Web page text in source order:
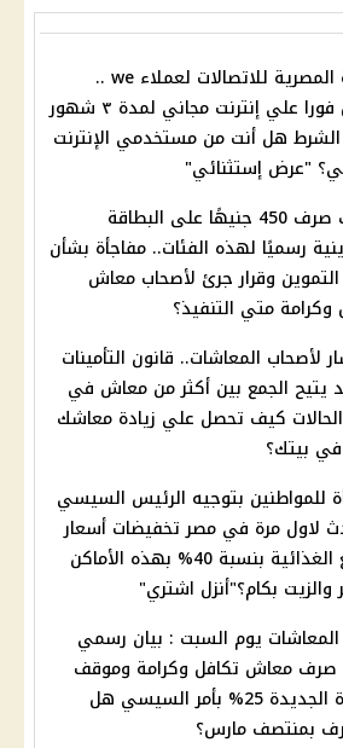
هدية المصرية للاتصاﻻت لعملاء we ..
أحصل فورا علي إنترنت مجاني لمدة ٣ شهور
هل أنت من مستخدمي الإنترنت
"عرض إستثنائي"
مبروك صرف 450 جنيهًا على البطاقة
رسميًا لهذه الفئات.. مفاجأة بشأن
التموين وقرار جرئ لأصحاب معاش
وكرامة متي التنفيذ؟
لأصحاب المعاشات.. قانون التأمينات
يتيح الجمع بين أكثر من معاش في
كيف تحصل علي زيادة معاشك
بيتك؟
للمواطنين بتوجيه الرئيس السيسي
ﻻول مرة في مصر تخفيضات أسعار
السلع الغذائية بنسبة 40% بهذه الأماكن
والزيت بكام؟"أنزل اشتري"
يوم السبت : بيان رسمي
صرف معاش تكافل وكرامة وموقف
الزيادة الجديدة 25% بأمر السيسي هل
بمنتصف مارس؟